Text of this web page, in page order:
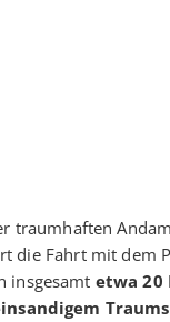
traumhaften
die Fahrt mit dem
insgesamt etwa 20